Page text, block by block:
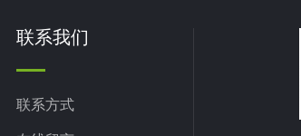
联系我们
联系方式